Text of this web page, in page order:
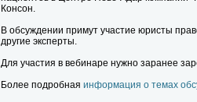
Консон.
В обсуждении примут участие юристы
другие эксперты.
Для участия в вебинаре нужно заранее
Более подробная информация о темах